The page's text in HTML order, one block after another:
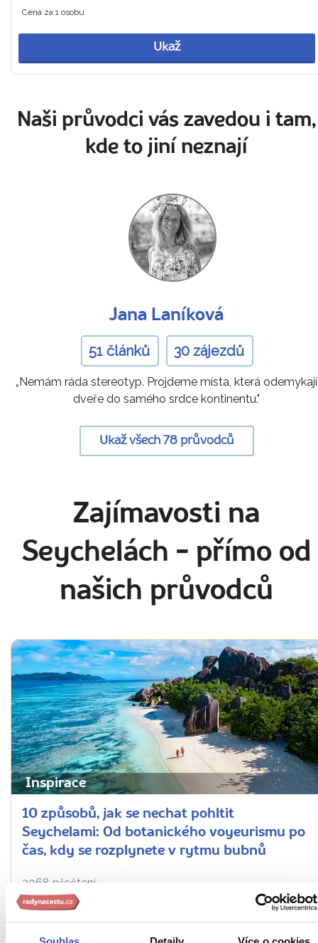
Cena za 1 osobu
Ukaž
Naši průvodci vás zavedou i tam,
kde to jiní neznají
Jana Laníková
51 článků 30 zájezdů
„Nemám ráda stereotyp. Projdeme místa, která odemykají
dveře do samého srdce kontinentu."
Ukaž všech 78 průvodců
Zajímavosti na
Seychelách - přímo od
našich průvodců
Inspirace
10 způsobů, jak se nechat pohltit
Seychelami: Od botanického voyeurismu po
čas, kdy se rozplynete v rytmu bubnů
2068 přečtení